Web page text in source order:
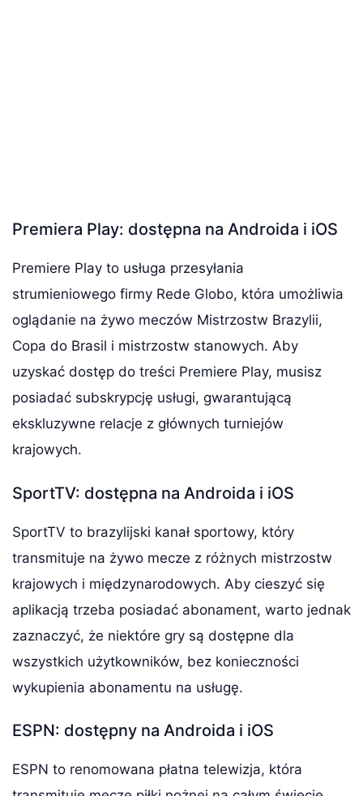
Premiera Play: dostępna na Androida i iOS
Premiere Play to usługa przesyłania
strumieniowego firmy Rede Globo, która umożliwia
oglądanie na żywo meczów Mistrzostw Brazylii,
Copa do Brasil i mistrzostw stanowych. Aby
uzyskać dostęp do treści Premiere Play, musisz
posiadać subskrypcję usługi, gwarantującą
ekskluzywne relacje z głównych turniejów
krajowych.
SportTV: dostępna na Androida i iOS
SportTV to brazylijski kanał sportowy, który
transmituje na żywo mecze z różnych mistrzostw
krajowych i międzynarodowych. Aby cieszyć się
aplikacją trzeba posiadać abonament, warto jednak
zaznaczyć, że niektóre gry są dostępne dla
wszystkich użytkowników, bez konieczności
wykupienia abonamentu na usługę.
ESPN: dostępny na Androida i iOS
ESPN to renomowana płatna telewizja, która